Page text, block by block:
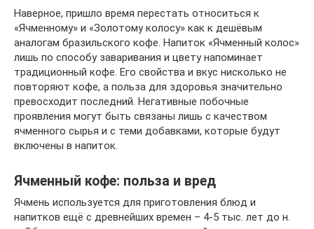
Наверное, пришло время перестать относиться к
«Ячменному» и «Золотому колосу» как к дешёвым
аналогам бразильского кофе. Напиток «Ячменный колос»
лишь по способу заваривания и цвету напоминает
традиционный кофе. Его свойства и вкус нисколько не
повторяют кофе, а польза для здоровья значительно
превосходит последний. Негативные побочные
проявления могут быть связаны лишь с качеством
ячменного сырья и с теми добавками, которые будут
включены в напиток.
Ячменный кофе: польза и вред
Ячмень используется для приготовления блюд и
напитков ещё с древнейших времен – 4-5 тыс. лет до н.